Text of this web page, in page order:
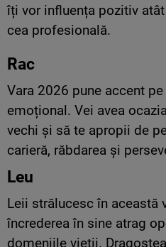
îți vor influența pozitiv
cea profesională.
Rac
Vara 2026 pune accent
emoțional. Vei avea
vechi și să te apropii de
carieră, răbdarea și
Leu
Leii strălucesc în această
încrederea în sine atrag
domeniile vieții.